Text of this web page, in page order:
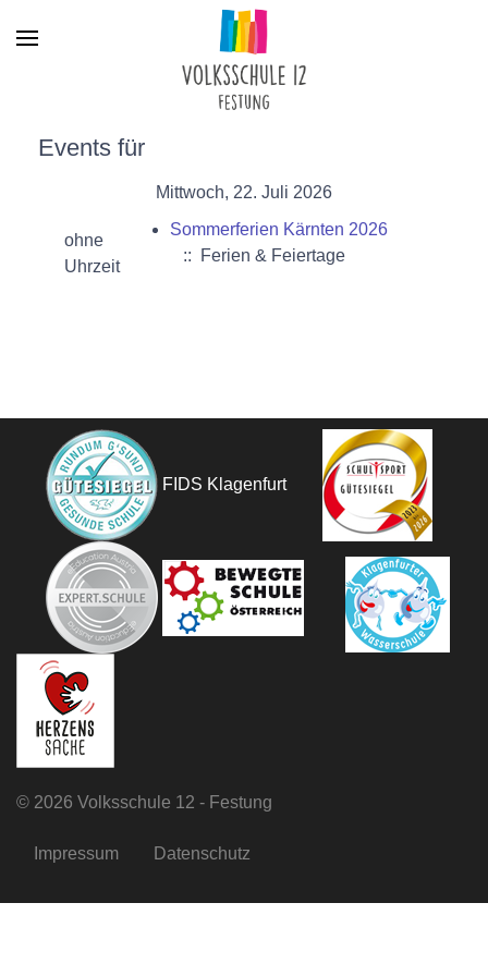
Events für
Mittwoch, 22. Juli 2026
ohne
Uhrzeit
Sommerferien Kärnten 2026
:: Ferien & Feiertage
FIDS Klagenfurt
© 2026 Volksschule 12 - Festung
Impressum Datenschutz